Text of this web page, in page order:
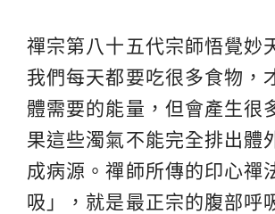
禪宗第八十五代宗師悟覺妙
我們每天都要吃很多食物，
體需要的能量，但會產生很
果這些濁氣不能完全排出體
成病源。禪師所傳的印心禪
吸」，就是最正宗的腹部呼